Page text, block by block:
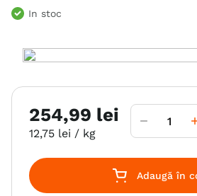
6.
hrana uscata câini
7. hypoallergenic
10. brit caini
In stoc
254,99 lei
12,75 lei / kg
Adaugă în